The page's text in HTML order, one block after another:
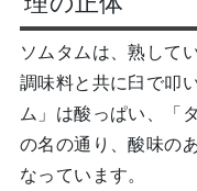
ソムタムは、熟して
調味料と共に臼で叩
ム」は酸っぱい、「
の名の通り、酸味の
なっています。